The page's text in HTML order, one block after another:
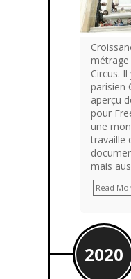
métrage
Circus.
parisien
aperçu
pour
une
travaille
mais
Read
2020